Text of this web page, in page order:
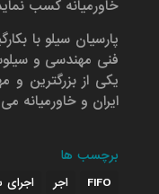
خاورمیانه کسب
پارسیان سیلو با
فنی مهندسی و
یکی از بزرگترین
ایران و خاورمیانه
برچسب ها
FIFO اجر اجرای